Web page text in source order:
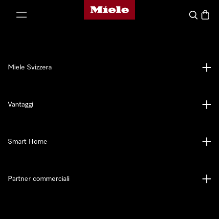
Homepage di Miele
Cerca
Miele Svizzera
Vantaggi
Smart Home
Partner commerciali